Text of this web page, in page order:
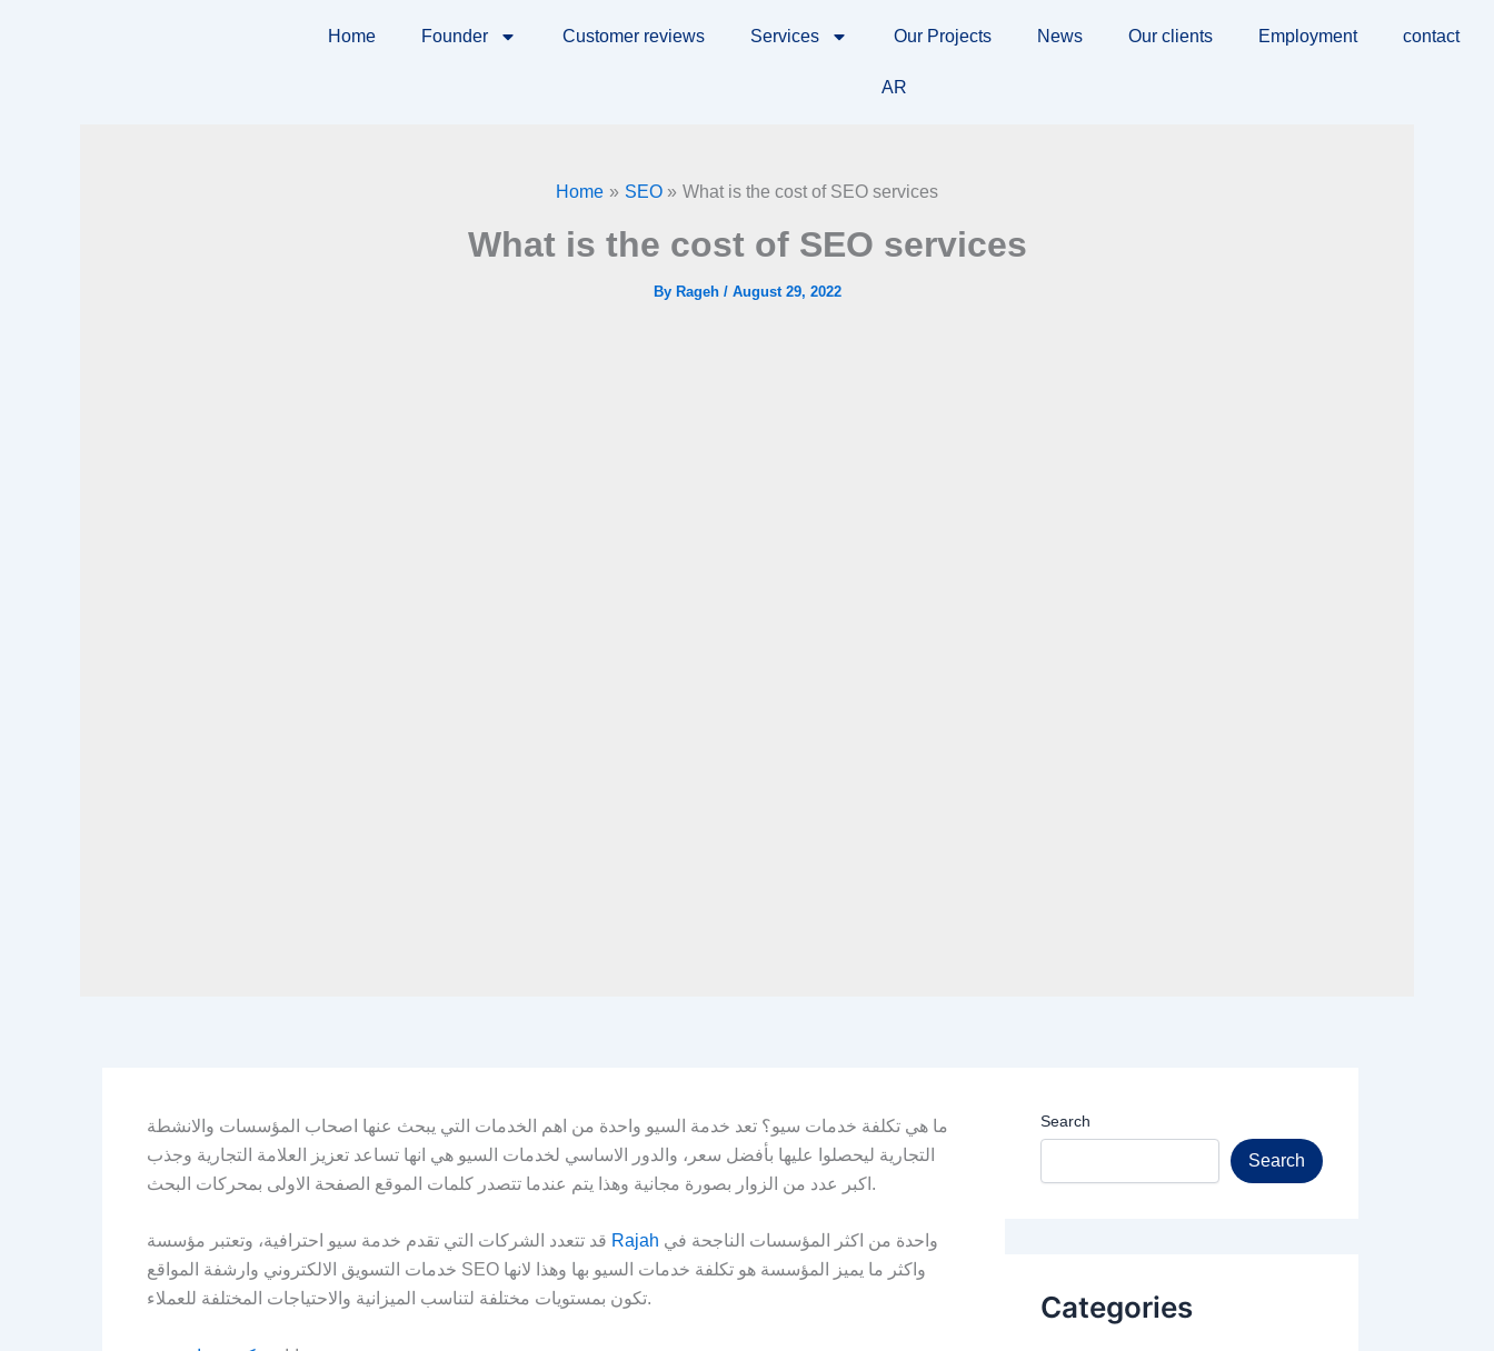
Home Founder Customer reviews Services Our Projects News Our clients Employment contact
AR
Home SEO What is the cost of SEO services
What is the cost of SEO services
By Rageh / August 29, 2022
ما هي تكلفة خدمات سيو؟ تعد خدمة السيو واحدة من اهم الخدمات التي يبحث عنها اصحاب المؤسسات والانشطة
التجارية ليحصلوا عليها بأفضل سعر، والدور الاساسي لخدمات السيو هي انها تساعد تعزيز العلامة التجارية وجذب
اكبر عدد من الزوار بصورة مجانية وهذا يتم عندما تتصدر كلمات الموقع الصفحة الاولى بمحركات البحث.
Rajah
خدمات التسويق الالكتروني وارشفة المواقع SEO واكثر ما يميز المؤسسة هو تكلفة خدمات السيو بها وهذا لانها
تكون بمستويات مختلفة لتناسب الميزانية والاحتياجات المختلفة للعملاء.
Search
Search
Categories